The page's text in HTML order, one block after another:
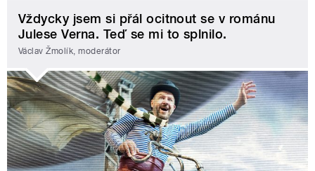
Vždycky jsem si přál ocitnout se v románu
Julese Verna. Teď se mi to splnilo.
Václav Žmolík, moderátor